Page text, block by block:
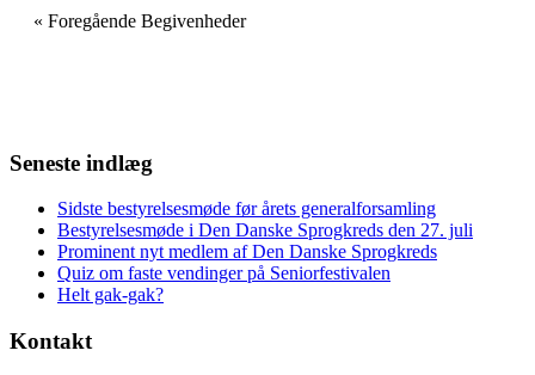
« Foregående Begivenheder
Seneste indlæg
Sidste bestyrelsesmøde før årets generalforsamling
Bestyrelsesmøde i Den Danske Sprogkreds den 27. juli
Prominent nyt medlem af Den Danske Sprogkreds
Quiz om faste vendinger på Seniorfestivalen
Helt gak-gak?
Kontakt